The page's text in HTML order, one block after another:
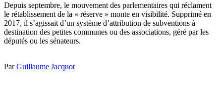
Depuis septembre, le mouvement des parlementaires qui réclament
le rétablissement de la « réserve » monte en visibilité. Supprimé en
2017, il s’agissait d’un système d’attribution de subventions à
destination des petites communes ou des associations, géré par les
députés ou les sénateurs.
ParGuillaume Jacquot